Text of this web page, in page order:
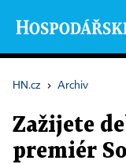
HN.cz › Archiv
Zažijete
premiér